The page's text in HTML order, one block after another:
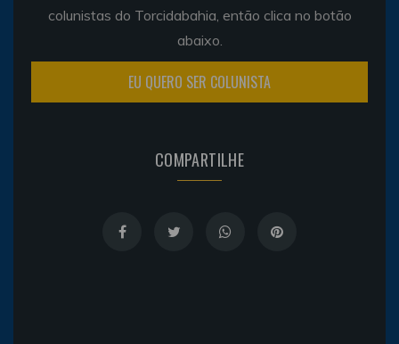
colunistas do Torcidabahia, então clica no botão
abaixo.
EU QUERO SER COLUNISTA
COMPARTILHE